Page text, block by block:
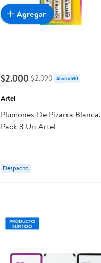
$2.000 $2.090 Ahorra $90
Artel
Plumones De Pizarra Blanca,
Pack 3 Un Artel
Despacho
Agregar